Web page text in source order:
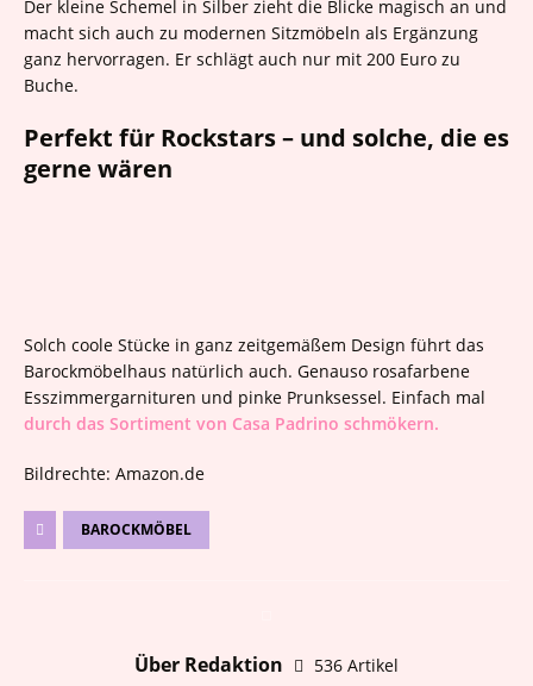
Der kleine Schemel in Silber zieht die Blicke magisch an und
macht sich auch zu modernen Sitzmöbeln als Ergänzung
ganz hervorragen. Er schlägt auch nur mit 200 Euro zu
Buche.
Perfekt für Rockstars – und solche, die es
gerne wären
Solch coole Stücke in ganz zeitgemäßem Design führt das
Barockmöbelhaus natürlich auch. Genauso rosafarbene
Esszimmergarnituren und pinke Prunksessel. Einfach mal
durch das Sortiment von Casa Padrino schmökern.
Bildrechte: Amazon.de
BAROCKMÖBEL
Über Redaktion
536 Artikel